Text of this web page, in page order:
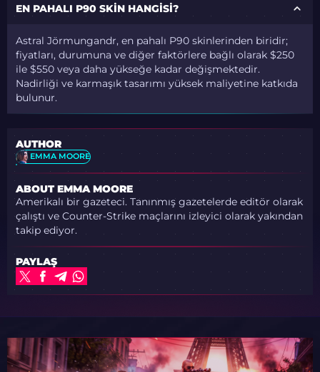
EN PAHALI P90 SKIN HANGISI?
Astral Jörmungandr, en pahalı P90 skinlerinden biridir;
fiyatları, durumuna ve diğer faktörlere bağlı olarak $250
ile $550 veya daha yükseğe kadar değişmektedir.
Nadirliği ve karmaşık tasarımı yüksek maliyetine katkıda
bulunur.
AUTHOR
EMMA MOORE
ABOUT EMMA MOORE
Amerikalı bir gazeteci. Tanınmış gazetelerde editör olarak
çalıştı ve Counter-Strike maçlarını izleyici olarak yakından
takip ediyor.
PAYLAŞ